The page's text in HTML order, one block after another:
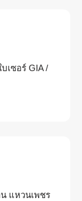
เซอร์ GIA /
แหวนเพชร